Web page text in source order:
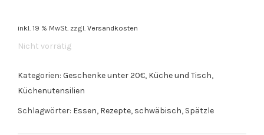
inkl. 19 % MwSt. zzgl. Versandkosten
Nicht vorrätig
Kategorien: Geschenke unter 20€, Küche und Tisch,
Küchenutensilien
Schlagwörter: Essen, Rezepte, schwäbisch, Spätzle